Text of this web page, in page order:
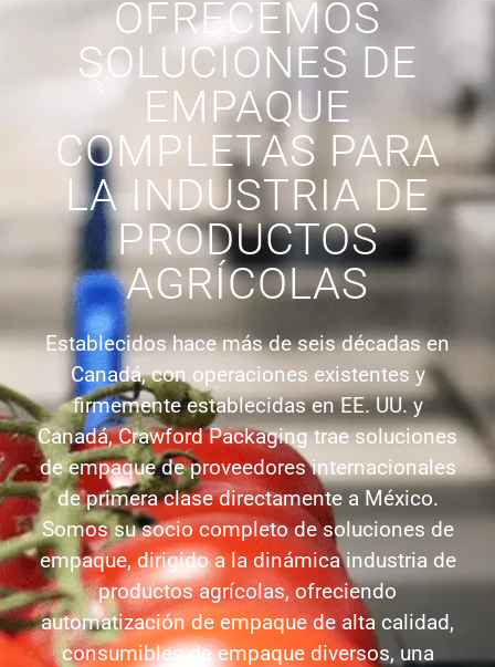
OFRECEMOS
SOLUCIONES DE
EMPAQUE
COMPLETAS PARA
LA INDUSTRIA DE
PRODUCTOS
AGRÍCOLAS
Establecidos hace más de seis décadas en
Canadá, con operaciones existentes y
firmemente establecidas en EE. UU. y
Canadá, Crawford Packaging trae soluciones
de empaque de proveedores internacionales
de primera clase directamente a México.
Somos su socio completo de soluciones de
empaque, dirigido a la dinámica industria de
productos agrícolas, ofreciendo
automatización de empaque de alta calidad,
consumibles de empaque diversos, una